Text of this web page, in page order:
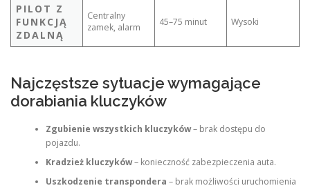
PILOT Z
FUNKCJĄ
ZDALNĄ
Centralny
zamek, alarm
45–75 minut Wysoki
Najczęstsze sytuacje wymagające
dorabiania kluczyków
Zgubienie wszystkich kluczyków– brak dostępu do
pojazdu.
Kradzież kluczyków– konieczność zabezpieczenia auta.
Uszkodzenie transpondera – brak możliwości uruchomienia